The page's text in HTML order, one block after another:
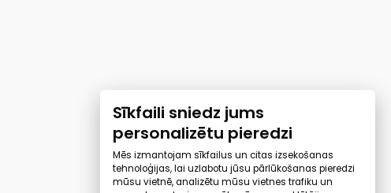
Sīkfaili sniedz jums
personalizētu pieredzi
Mēs izmantojam sīkfailus un citas izsekošanas
tehnoloģijas, lai uzlabotu jūsu pārlūkošanas pieredzi
mūsu vietnē, analizētu mūsu vietnes trafiku un